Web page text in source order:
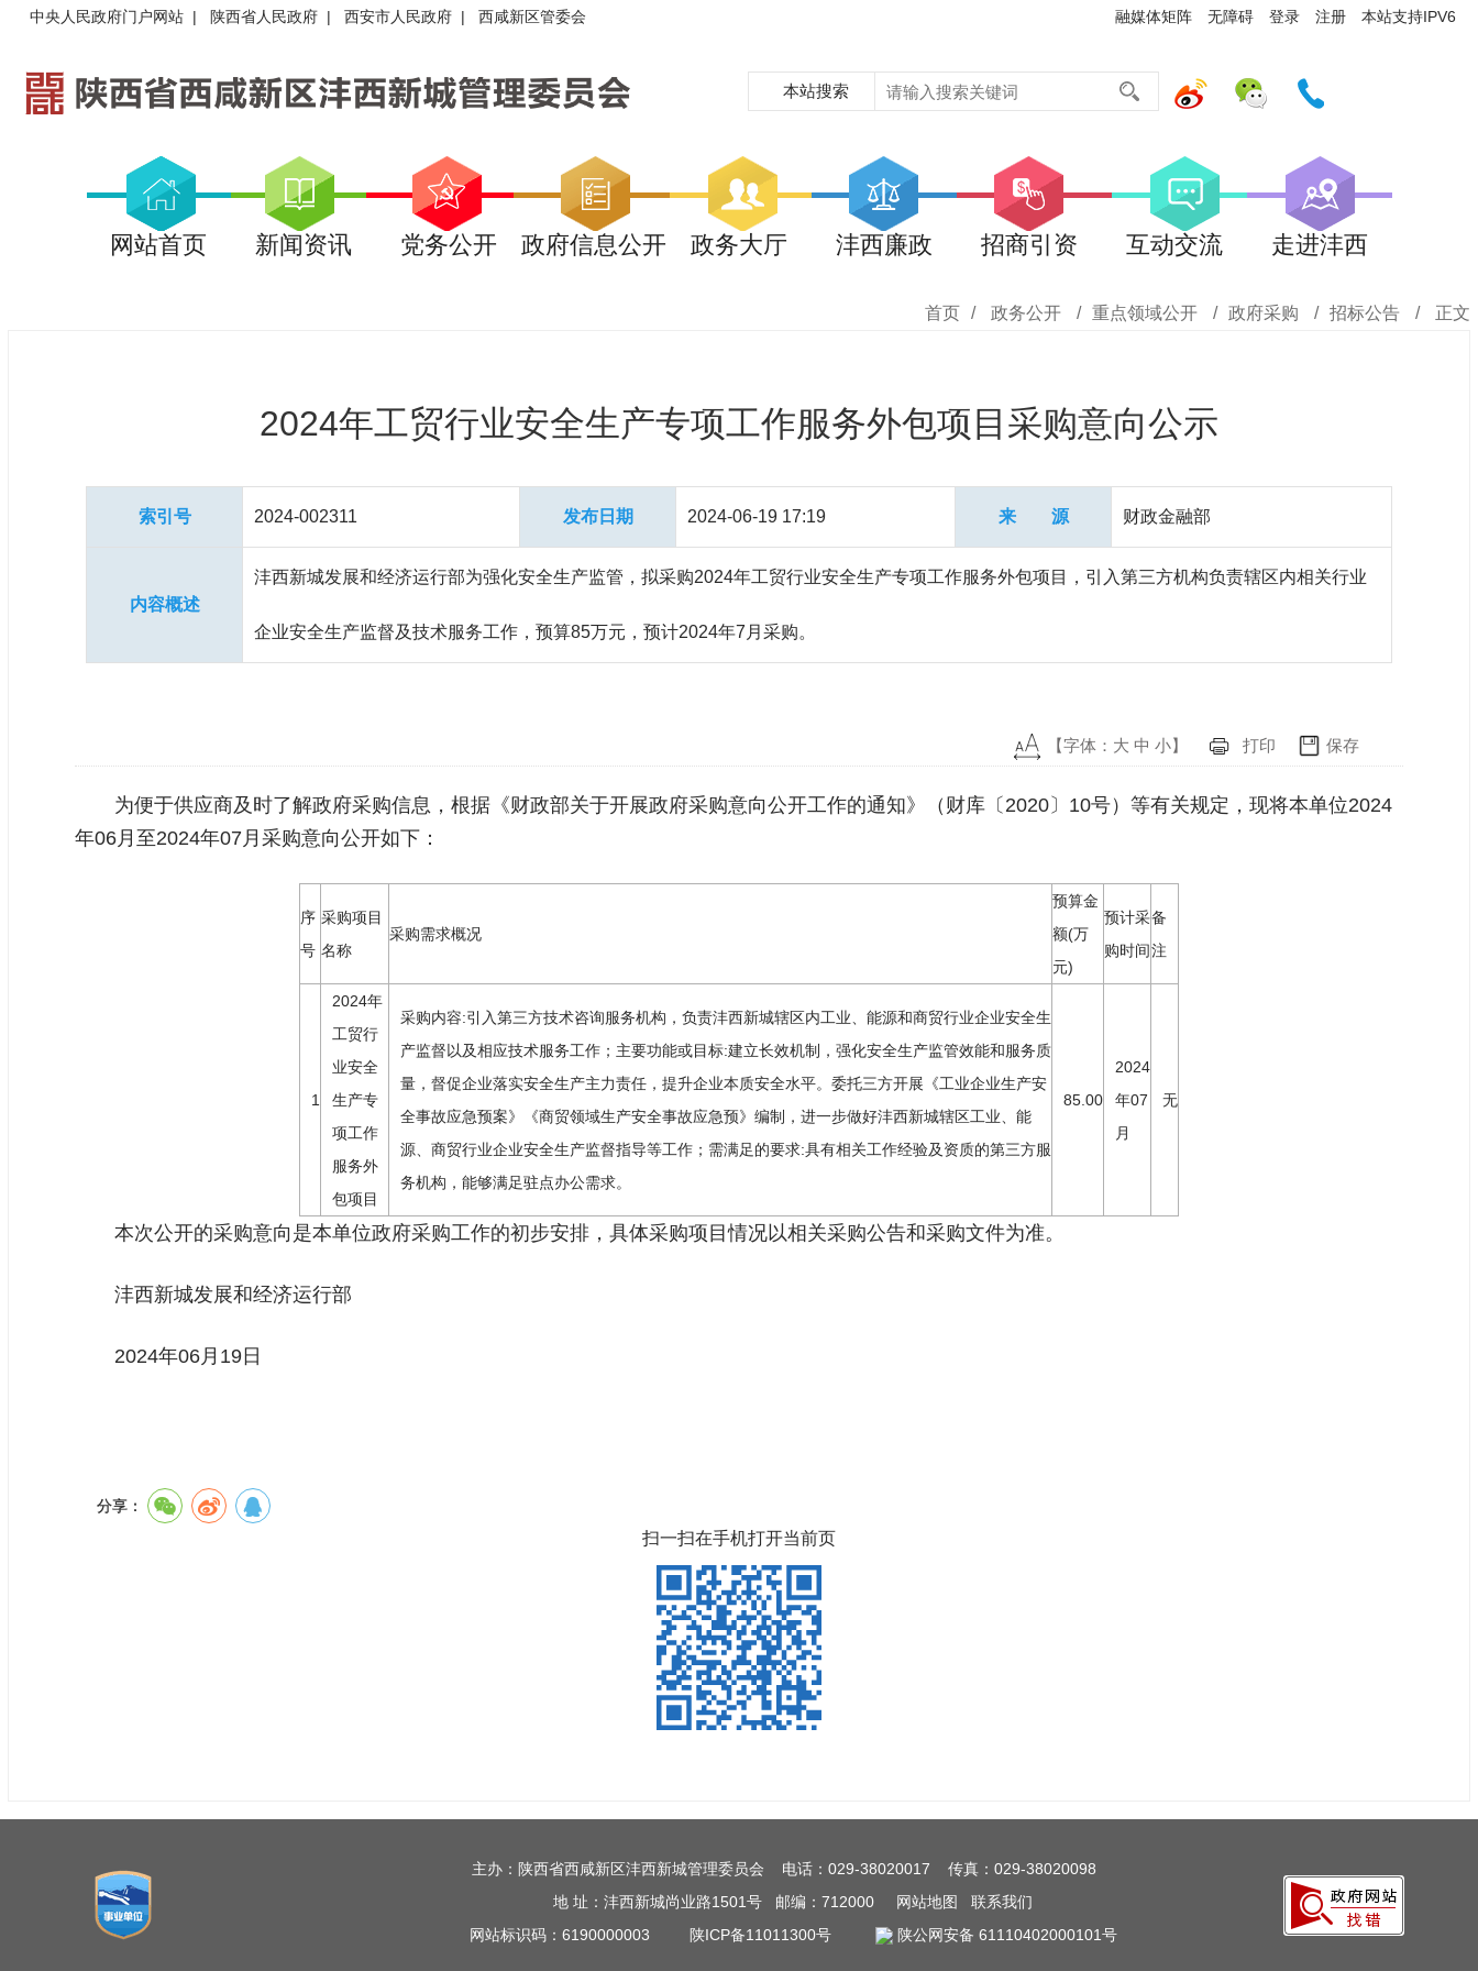
融媒体矩阵 无障碍 登录 注册 本站支持IPV6
中央人民政府门户网站 | 陕西省人民政府 | 西安市人民政府 | 西咸新区管委会
本站搜索
网站首页 新闻资讯 党务公开 政府信息公开 政务大厅 沣西廉政 招商引资 互动交流 走进沣西
首页 / 政务公开 / 重点领域公开 / 政府采购 / 招标公告 / 正文
2024年工贸行业安全生产专项工作服务外包项目采购意向公示
索引号 2024-002311 发布日期 2024-06-19 17:19 来 源 财政金融部
内容概述
沣西新城发展和经济运行部为强化安全生产监管，拟采购2024年工贸行业安全生产专项工作服务外包项目，引入第三方机构负责辖区内相关行业
企业安全生产监督及技术服务工作，预算85万元，预计2024年7月采购。
【字体： 大 中 小】 打印 保存
为便于供应商及时了解政府采购信息，根据《财政部关于开展政府采购意向公开工作的通知》（财库〔2020〕10号）等有关规定，现将本单位2024
年06月至2024年07月采购意向公开如下：
序
号
采购项目
名称
采购需求概况
预算金
额(万
元)
预计采
购时间
备
注
1
2024年
工贸行
业安全
生产专
项工作
服务外
包项目
采购内容:引入第三方技术咨询服务机构，负责沣西新城辖区内工业、能源和商贸行业企业安全生
产监督以及相应技术服务工作；主要功能或目标:建立长效机制，强化安全生产监管效能和服务质
量，督促企业落实安全生产主力责任，提升企业本质安全水平。委托三方开展《工业企业生产安
全事故应急预案》《商贸领域生产安全事故应急预》编制，进一步做好沣西新城辖区工业、能
源、商贸行业企业安全生产监督指导等工作；需满足的要求:具有相关工作经验及资质的第三方服
务机构，能够满足驻点办公需求。
85.00
2024
年07
月
无
本次公开的采购意向是本单位政府采购工作的初步安排，具体采购项目情况以相关采购公告和采购文件为准。
沣西新城发展和经济运行部
2024年06月19日
分享：
扫一扫在手机打开当前页
主办：陕西省西咸新区沣西新城管理委员会 电话：029-38020017 传真：029-38020098
地 址：沣西新城尚业路1501号 邮编：712000
网站地图
联系我们
网站标识码：6190000003
陕ICP备11011300号 陕公网安备 61110402000101号